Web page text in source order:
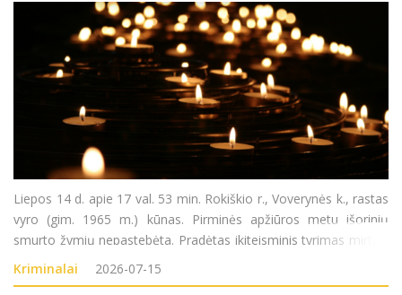
Liepos 14 d. apie 17 val. 53 min. Rokiškio r., Voverynės k., rastas
vyro (gim. 1965 m.) kūnas. Pirminės apžiūros metu išorinių
smurto žymių nepastebėta. Pradėtas ikiteisminis tyrimas mirties
priežasčiai nustatyti.
Kriminalai 2026-07-15